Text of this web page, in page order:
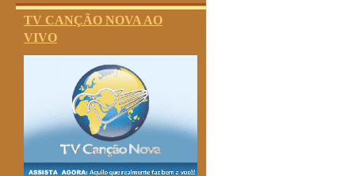
TV CANÇÃO NOVA AO
VIVO